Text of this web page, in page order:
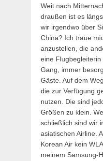
Weit nach
draußen ist es
wir irgendwo über
China? Ich traue
anzustellen, die
eine
Gang, immer
Gäste. Auf dem
die zur Verfügung
nutzen. Die sind
Größen zu klein.
schließlich sind wir
asiatischen Airline.
Korean Air kein
meinem Samsung-